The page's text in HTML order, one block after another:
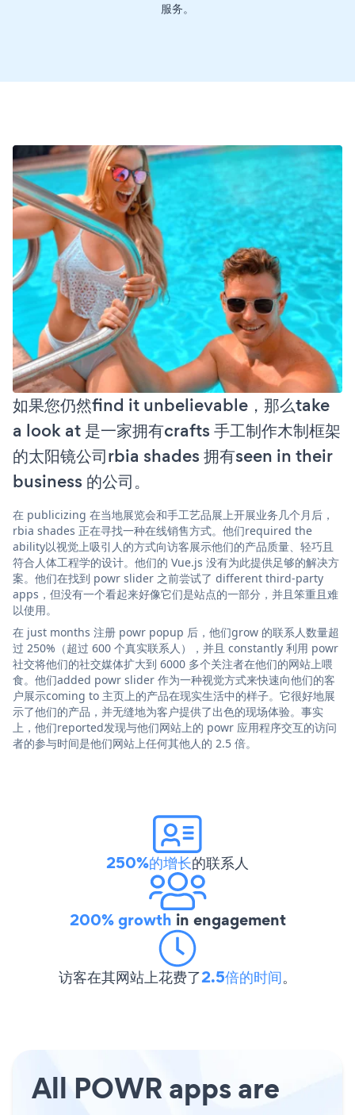
服务。
如果您仍然find it unbelievable，那么take
a look at 是一家拥有crafts 手工制作木制框架
的太阳镜公司rbia shades 拥有seen in their
business 的公司。
在 publicizing 在当地展览会和手工艺品展上开展业务几个月后，
rbia shades 正在寻找一种在线销售方式。他们required the
ability以视觉上吸引人的方式向访客展示他们的产品质量、轻巧且
符合人体工程学的设计。他们的 Vue.js 没有为此提供足够的解决方
案。他们在找到 powr slider 之前尝试了 different third-party
apps，但没有一个看起来好像它们是站点的一部分，并且笨重且难
以使用。
在 just months 注册 powr popup 后，他们grow 的联系人数量超
过 250%（超过 600 个真实联系人），并且 constantly 利用 powr
社交将他们的社交媒体扩大到 6000 多个关注者在他们的网站上喂
食。他们added powr slider 作为一种视觉方式来快速向他们的客
户展示coming to 主页上的产品在现实生活中的样子。它很好地展
示了他们的产品，并无缝地为客户提供了出色的现场体验。事实
上，他们reported发现与他们网站上的 powr 应用程序交互的访问
者的参与时间是他们网站上任何其他人的 2.5 倍。
250%的增长的联系人
200% growth in engagement
访客在其网站上花费了2.5倍的时间。
All POWR apps are